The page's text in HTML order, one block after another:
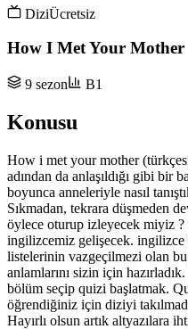
DiziÜcretsiz
How I Met Your Mother
9 sezon B1
Konusu
How i met your mother
adından da anlaşıldığı gibi bir
boyunca anneleriyle nasıl
Sıkmadan, tekrara düşmeden
öylece oturup izleyecek miyiz
ingilizcemiz gelişecek.
listelerinin vazgeçilmezi olan
anlamlarını sizin için
bölüm seçip quizi başlatmak.
öğrendiğiniz için diziyi
Hayırlı olsun artık altyazılara